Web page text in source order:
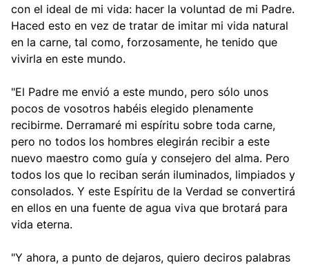
con el ideal de mi vida: hacer la voluntad de mi Padre.
Haced esto en vez de tratar de imitar mi vida natural
en la carne, tal como, forzosamente, he tenido que
vivirla en este mundo.
"El Padre me envió a este mundo, pero sólo unos
pocos de vosotros habéis elegido plenamente
recibirme. Derramaré mi espíritu sobre toda carne,
pero no todos los hombres elegirán recibir a este
nuevo maestro como guía y consejero del alma. Pero
todos los que lo reciban serán iluminados, limpiados y
consolados. Y este Espíritu de la Verdad se convertirá
en ellos en una fuente de agua viva que brotará para
vida eterna.
"Y ahora, a punto de dejaros, quiero deciros palabras